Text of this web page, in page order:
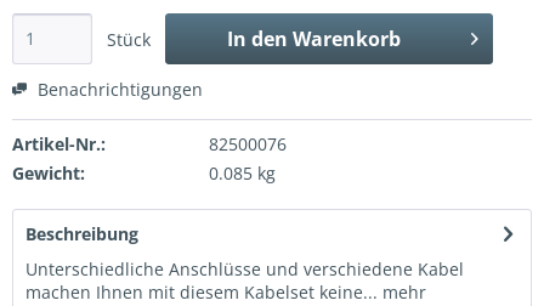
Stück In den Warenkorb
Benachrichtigungen
Artikel-Nr.:
82500076
Gewicht:
0.085 kg
Beschreibung
Unterschiedliche Anschlüsse und verschiedene Kabel
machen Ihnen mit diesem Kabelset keine... mehr